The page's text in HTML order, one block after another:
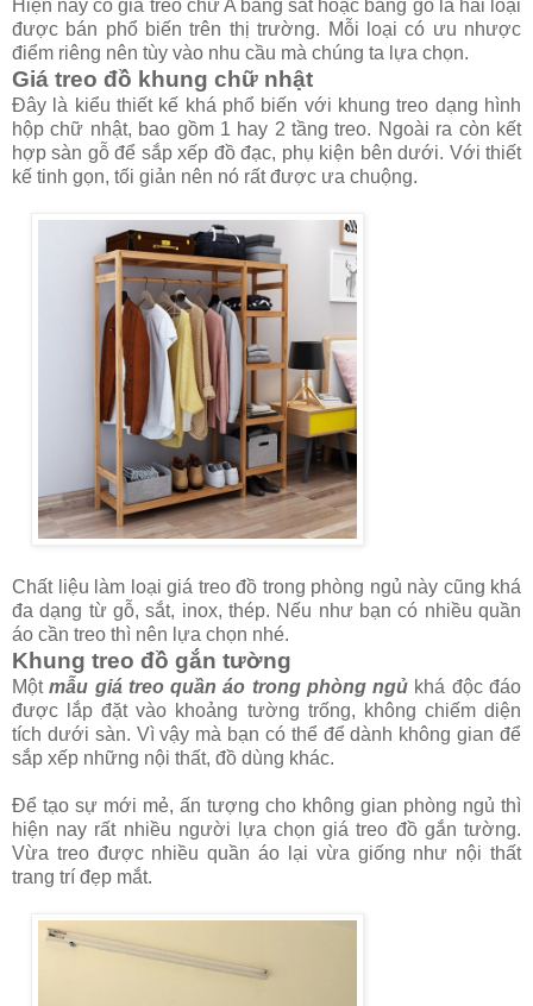
Hiện nay có giá treo chữ A bằng sắt hoặc bằng gỗ là hai loại
được bán phổ biến trên thị trường. Mỗi loại có ưu nhược
điểm riêng nên tùy vào nhu cầu mà chúng ta lựa chọn.
Giá treo đồ khung chữ nhật
Đây là kiểu thiết kế khá phổ biến với khung treo dạng hình
hộp chữ nhật, bao gồm 1 hay 2 tầng treo. Ngoài ra còn kết
hợp sàn gỗ để sắp xếp đồ đạc, phụ kiện bên dưới. Với thiết
kế tinh gọn, tối giản nên nó rất được ưa chuộng.
Chất liệu làm loại giá treo đồ trong phòng ngủ này cũng khá
đa dạng từ gỗ, sắt, inox, thép. Nếu như bạn có nhiều quần
áo cần treo thì nên lựa chọn nhé.
Khung treo đồ gắn tường
Mộtmẫu giá treo quần áo trong phòng ngủ khá độc đáo
được lắp đặt vào khoảng tường trống, không chiếm diện
tích dưới sàn. Vì vậy mà bạn có thể để dành không gian để
sắp xếp những nội thất, đồ dùng khác.
Để tạo sự mới mẻ, ấn tượng cho không gian phòng ngủ thì
hiện nay rất nhiều người lựa chọn giá treo đồ gắn tường.
Vừa treo được nhiều quần áo lại vừa giống như nội thất
trang trí đẹp mắt.